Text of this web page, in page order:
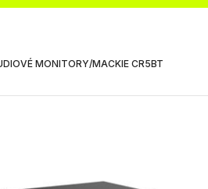
MONITORY/MACKIE CR5BT